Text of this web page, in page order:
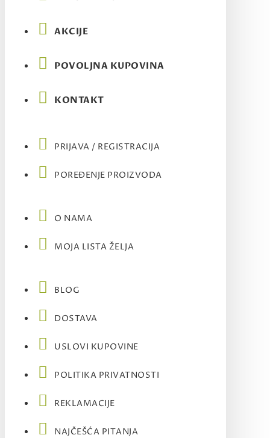
AKCIJE
POVOLJNA KUPOVINA
KONTAKT
PRIJAVA / REGISTRACIJA
POREĐENJE PROIZVODA
O NAMA
MOJA LISTA ŽELJA
BLOG
DOSTAVA
USLOVI KUPOVINE
POLITIKA PRIVATNOSTI
REKLAMACIJE
NAJČEŠĆA PITANJA